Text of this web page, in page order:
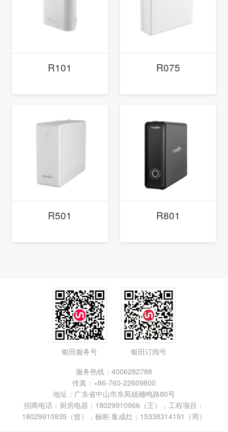
R101 R075
R501 R801
银田服务号
银田订阅号
服务热线：4006282788
传真：+86-760-22609800
地址：广东省中山市东凤镇穗鸣路80号
招商电话：厨房电器：18029910966（王），工程项目：
18029910935（曾），橱柜·集成灶：15338314191（周）